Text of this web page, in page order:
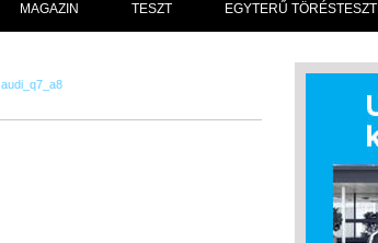
MAGAZIN TESZT EGYTERŰ
audi_q7_a8